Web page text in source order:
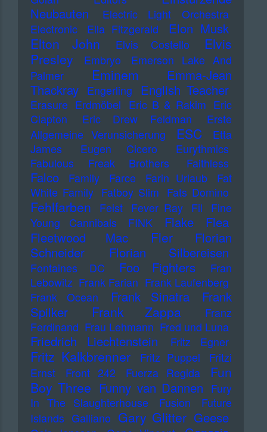
Neubauten
Electric Light Orchestra
Electronic
Ella Fitzgerald Elon Musk
Elton John Elvis Costello
Elvis
Presley
Embryo
Emerson Lake And
Palmer
Eminem
Emma-Jean
Thackray
Engerling English Teacher
Erasure Erdmöbel Eric B & Rakim Eric
Clapton
Eric Drew Feldman
Erste
Allgemeine Verunsicherung
ESC
Etta
James
Eugen Cicero
Eurythmics
Fabulous Freak Brothers
Faithless
Falco Family Farce Farin Urlaub
Fat
White Family Fatboy Slim Fats Domino
Fehlfarben Feist Fever Ray Fil
Fine
Young Cannibals
FINK Flake
Flea
Fleetwood Mac
Fler
Florian
Schneider
Florian Silbereisen
Fontaines DC Foo Fighters
Fran
Lebowitz Frank Farian Frank Laufenberg
Frank Ocean
Frank Sinatra
Frank
Spilker
Frank Zappa
Franz
Ferdinand Frau Lehmann Fred und Luna
Friedrich Liechtenstein Fritz Egner
Fritz Kalkbrenner Fritz Puppel
Fritzi
Ernst
Front 242 Fuerza Regida
Fun
Boy Three Funny van Dannen Fury
In The Slaughterhouse
Fusion
Future
Islands Galliano Gary Glitter Geese